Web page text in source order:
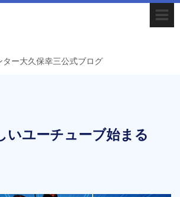
ター大久保幸三公式ブログ
いユーチューブ始まる